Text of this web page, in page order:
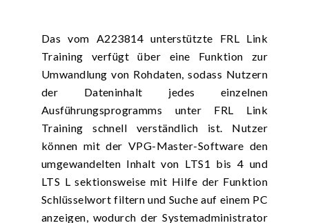
Das vom A223814 unterstützte FRL Link
Training verfügt über eine Funktion zur
Umwandlung von Rohdaten, sodass Nutzern
der Dateninhalt jedes einzelnen
Ausführungsprogramms unter FRL Link
Training schnell verständlich ist. Nutzer
können mit der VPG-Master-Software den
umgewandelten Inhalt von LTS1 bis 4 und
LTS L sektionsweise mit Hilfe der Funktion
Schlüsselwort filtern und Suche auf einem PC
anzeigen, wodurch der Systemadministrator